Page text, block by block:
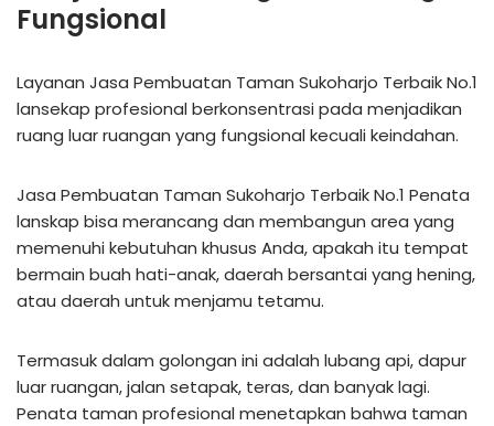
Fungsional
Layanan Jasa Pembuatan Taman Sukoharjo Terbaik No.1
lansekap profesional berkonsentrasi pada menjadikan
ruang luar ruangan yang fungsional kecuali keindahan.
Jasa Pembuatan Taman Sukoharjo Terbaik No.1 Penata
lanskap bisa merancang dan membangun area yang
memenuhi kebutuhan khusus Anda, apakah itu tempat
bermain buah hati-anak, daerah bersantai yang hening,
atau daerah untuk menjamu tetamu.
Termasuk dalam golongan ini adalah lubang api, dapur
luar ruangan, jalan setapak, teras, dan banyak lagi.
Penata taman profesional menetapkan bahwa taman